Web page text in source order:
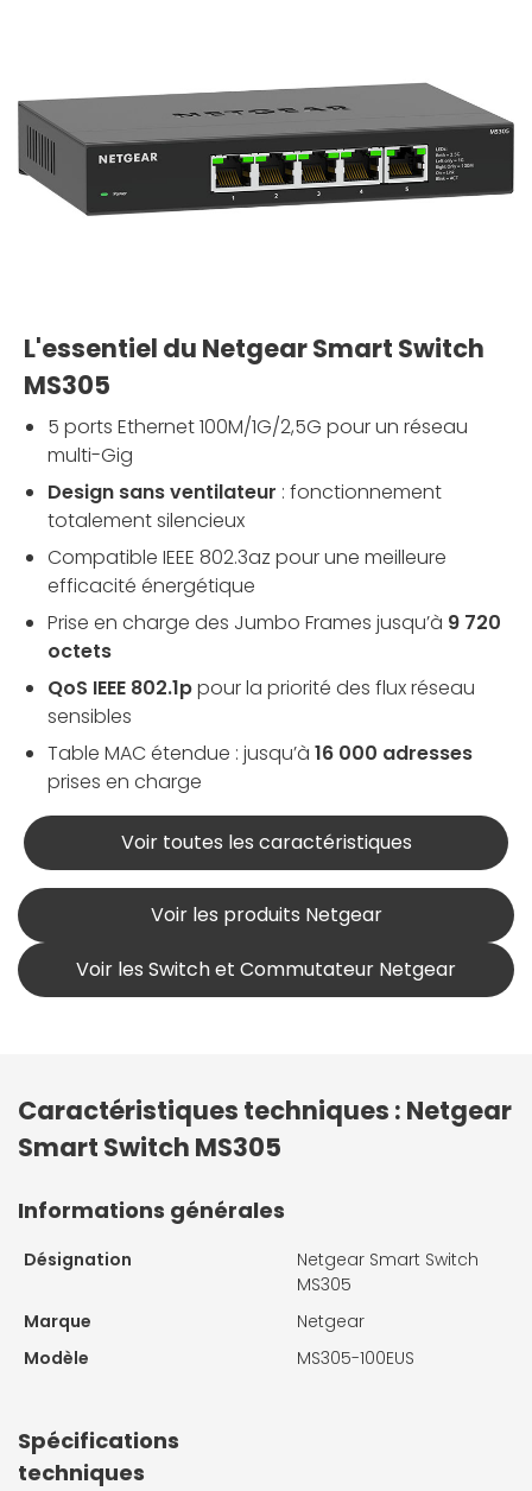
L'essentiel du Netgear Smart Switch
MS305
5 ports Ethernet 100M/1G/2,5G pour un réseau
multi-Gig
Design sans ventilateur : fonctionnement
totalement silencieux
Compatible IEEE 802.3az pour une meilleure
efficacité énergétique
Prise en charge des Jumbo Frames jusqu’à 9 720
octets
QoS IEEE 802.1ppour la priorité des flux réseau
sensibles
Table MAC étendue : jusqu’à 16 000 adresses
prises en charge
Voir toutes les caractéristiques
Voir les produits Netgear
Voir les Switch et Commutateur Netgear
Caractéristiques techniques : Netgear
Smart Switch MS305
Informations générales
Désignation
Netgear Smart Switch
MS305
Marque
Netgear
Modèle
MS305-100EUS
Spécifications
techniques